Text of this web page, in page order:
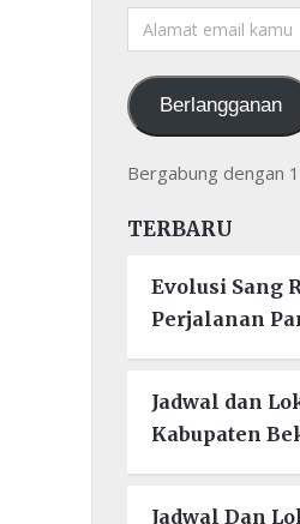
Alamat
email
Berlangganan
Bergabung dengan
TERBARU
Evolusi Sang
Perjalanan
Jadwal dan
Kabupaten
Jadwal Dan